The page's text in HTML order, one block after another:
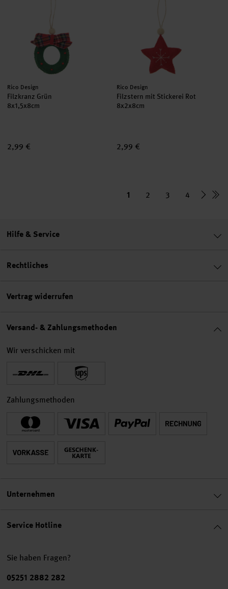
Hersteller:
Rico Design
Filzkranz Grün
8x1,5x8cm
2,99 €
Hersteller:
Rico Design
Filzstern mit Stickerei Rot
8x2x8cm
2,99 €
1 2 3 4
Service Hotline
Sie haben Fragen?
Telefonnummer
05251 2882 282
Hilfe & Service
Rechtliches
Vertrag widerrufen
Versand- & Zahlungsmethoden
Wir verschicken mit
Zahlungsmethoden
Unternehmen